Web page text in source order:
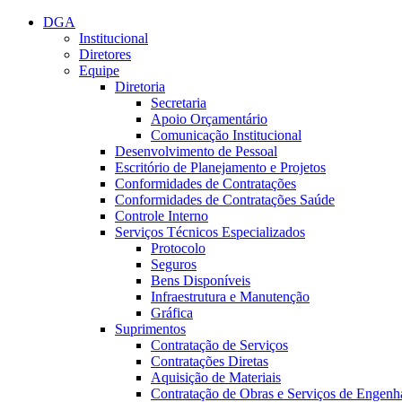
Conteúdo principal
DGA
Institucional
Diretores
Equipe
Diretoria
Secretaria
Apoio Orçamentário
Comunicação Institucional
Desenvolvimento de Pessoal
Escritório de Planejamento e Projetos
Conformidades de Contratações
Conformidades de Contratações Saúde
Controle Interno
Serviços Técnicos Especializados
Protocolo
Seguros
Bens Disponíveis
Infraestrutura e Manutenção
Gráfica
Suprimentos
Contratação de Serviços
Contratações Diretas
Aquisição de Materiais
Contratação de Obras e Serviços de